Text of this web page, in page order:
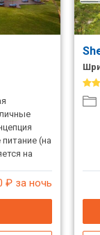
(на
на
₽ за ночь